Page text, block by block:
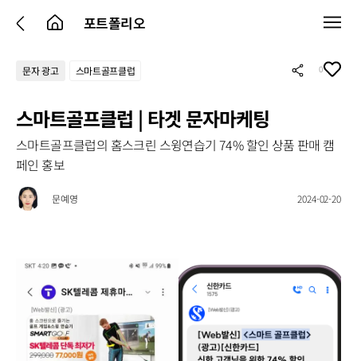
포트폴리오
문자 광고 스마트골프클럽 0
스마트골프클럽 | 타겟 문자마케팅
스마트골프클럽의 홈스크린 스윙연습기 74% 할인 상품 판매 캠
페인 홍보
문예영 2024-02-20